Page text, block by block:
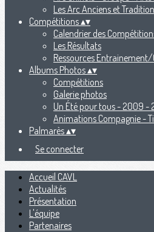
Les Arc Anciens et
Compétitions▴▾
Calendrier des
Les Résultats
Ressources
Albums Photos▴▾
Compétitions
Galerie photos
Un Été pour tous - 2009 -
Animations Compagnie -
Palmarès▴▾
Se connecter
Accueil CAVL
Actualités
Présentation
L'équipe
Partenaires